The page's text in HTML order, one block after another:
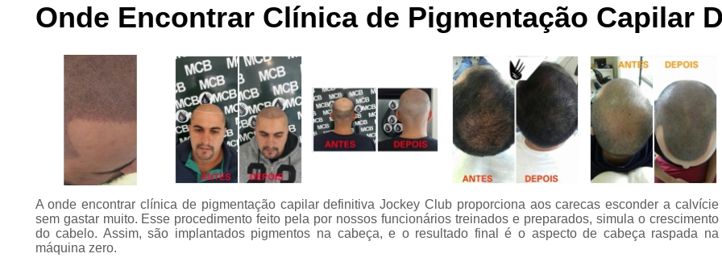
Preenchimento
Tratamento para
calvície
Curso de
Curso de Micropigmentação Santo
Curso
Curso Presencial
Cursos de
Cursos de Micropigmentação de
Micropigmentação Capilar com
Micropigmentação Capilar em
Onde Encontrar Clínica de Pigmentação Capilar
A onde encontrar clínica de pigmentação capilar definitiva Jockey Club proporciona aos carecas esconder a calvície
sem gastar muito. Esse procedimento feito pela por nossos funcionários treinados e preparados, simula o crescimento
do cabelo. Assim, são implantados pigmentos na cabeça, e o resultado final é o aspecto de cabeça raspada na
máquina zero.